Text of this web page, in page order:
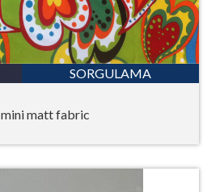
SORGULAMA
matt fabric